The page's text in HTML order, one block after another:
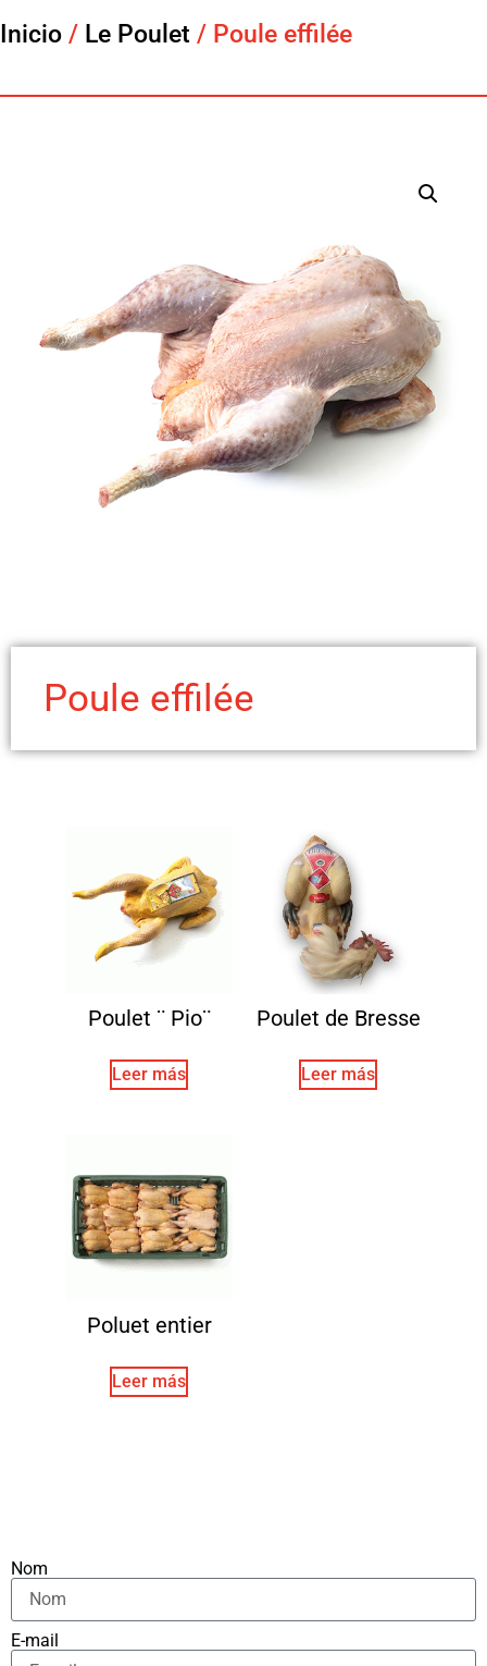
Inicio / Le Poulet / Poule effilée
Poule effilée
Poulet ¨ Pio¨
Leer más
Poulet de Bresse
Leer más
Poluet entier
Leer más
Nom
E-mail